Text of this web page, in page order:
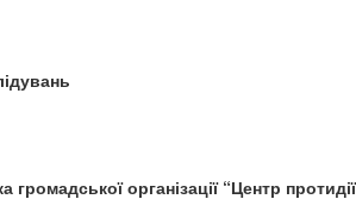
організації “Центр протидії